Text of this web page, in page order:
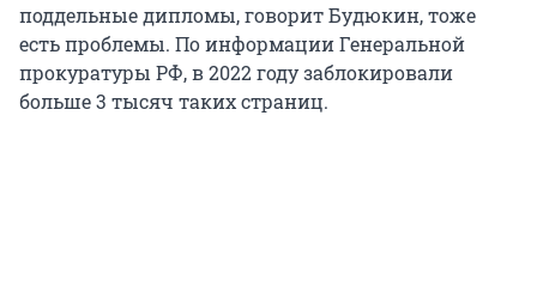
поддельные дипломы, говорит Будюкин, тоже
есть проблемы. По информации Генеральной
прокуратуры РФ, в 2022 году заблокировали
больше 3 тысяч таких страниц.